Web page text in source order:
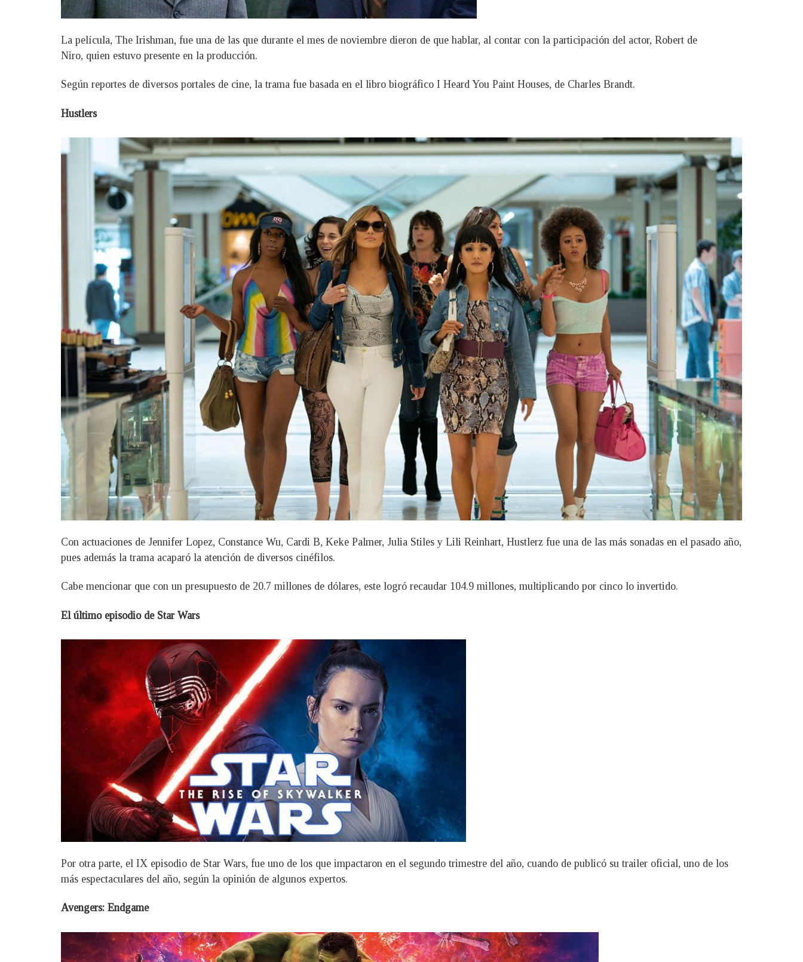
La película, The Irishman, fue una de las que durante el mes de noviembre dieron de que hablar, al contar con la participación del actor, Robert de
Niro, quien estuvo presente en la producción.
Según reportes de diversos portales de cine, la trama fue basada en el libro biográfico I Heard You Paint Houses, de Charles Brandt.
Hustlers
Con actuaciones de Jennifer Lopez, Constance Wu, Cardi B, Keke Palmer, Julia Stiles y Lili Reinhart, Hustlerz fue una de las más sonadas en el pasado año,
pues además la trama acaparó la atención de diversos cinéfilos.
Cabe mencionar que con un presupuesto de 20.7 millones de dólares, este logró recaudar 104.9 millones, multiplicando por cinco lo invertido.
El último episodio de Star Wars
Por otra parte, el IX episodio de Star Wars, fue uno de los que impactaron en el segundo trimestre del año, cuando de publicó su trailer oficial, uno de los
más espectaculares del año, según la opinión de algunos expertos.
Avengers: Endgame